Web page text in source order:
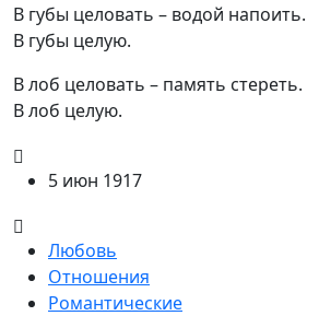
В губы целовать – водой напоить.
В губы целую.
В лоб целовать – память стереть.
В лоб целую.
5 июн 1917
Любовь
Отношения
Романтические